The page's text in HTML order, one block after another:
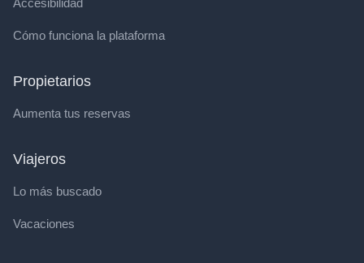
Accesibilidad
Cómo funciona la plataforma
Propietarios
Aumenta tus reservas
Viajeros
Lo más buscado
Vacaciones